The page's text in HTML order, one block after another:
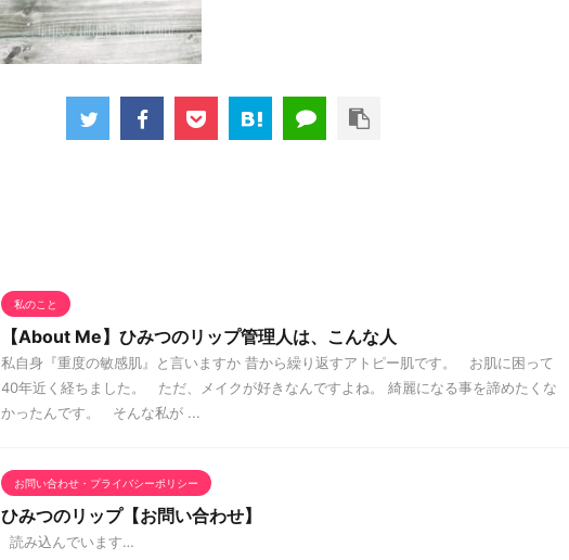
私のこと
【About Me】ひみつのリップ管理人は、こんな人
私自身『重度の敏感肌』と言いますか 昔から繰り返すアトピー肌です。 お肌に困って
40年近く経ちました。 ただ、メイクが好きなんですよね。 綺麗になる事を諦めたくな
かったんです。 そんな私が ...
お問い合わせ・プライバシーポリシー
ひみつのリップ【お問い合わせ】
読み込んでいます…